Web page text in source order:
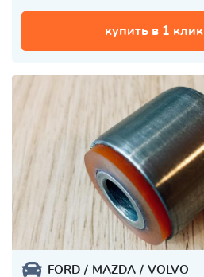
купить в 1 клик
FORD MAZDA VOLVO